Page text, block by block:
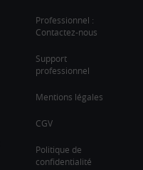
Professionnel :
Contactez-nous
Support
professionnel
Mentions légales
CGV
Politique de
confidentialité